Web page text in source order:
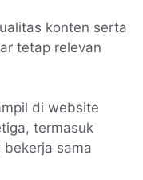
konten serta
tetap relevan
di website
termasuk
bekerja sama